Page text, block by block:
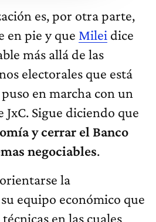
es, por otra parte,
en pie y que Milei dice
más allá de las
electorales que está
en marcha con un
JxC. Sigue diciendo que
y cerrar el Banco
negociables.
la
equipo económico que
en las cuales